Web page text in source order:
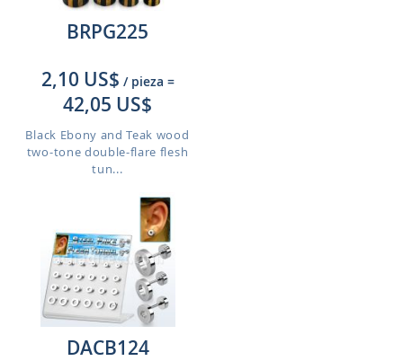
BRPG225
2,10 US$ / pieza =
42,05 US$
Black Ebony and Teak wood
two-tone double-flare flesh
tun...
DACB124